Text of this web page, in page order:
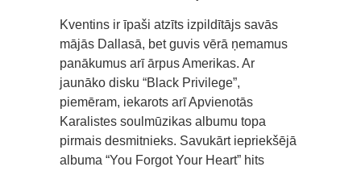
Kventins ir īpaši atzīts izpildītājs savās
mājās Dallasā, bet guvis vērā ņemamus
panākumus arī ārpus Amerikas. Ar
jaunāko disku “Black Privilege”,
piemēram, iekarots arī Apvienotās
Karalistes soulmūzikas albumu topa
pirmais desmitnieks. Savukārt iepriekšējā
albuma “You Forgot Your Heart” hits